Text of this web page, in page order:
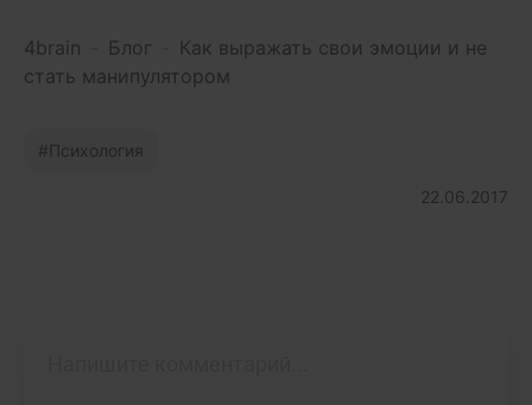
4brain Блог
Как выражать свои эмоции и не
стать манипулятором
Психология
22.06.2017